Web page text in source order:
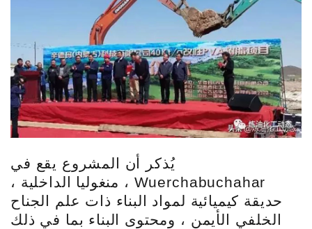
يُذكر أن المشروع يقع في
Wuerchabuchahar ، منغوليا الداخلية ،
حديقة كيميائية لمواد البناء ذات علم الجناح
الخلفي الأيمن ، ومحتوى البناء بما في ذلك